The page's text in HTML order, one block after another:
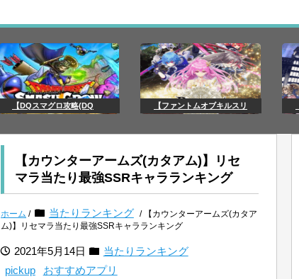
【DQスマグロ攻略(DQ 【ファントムオブキルスリ
【カウンターアームズ(カタアム)】リセ
マラ当たり最強SSRキャラランキング
ホーム / 当たりランキング / 【カウンターアームズ(カタア
ム)】リセマラ当たり最強SSRキャラランキング
2021年5月14日
当たりランキング
pickup
おすすめアプリ